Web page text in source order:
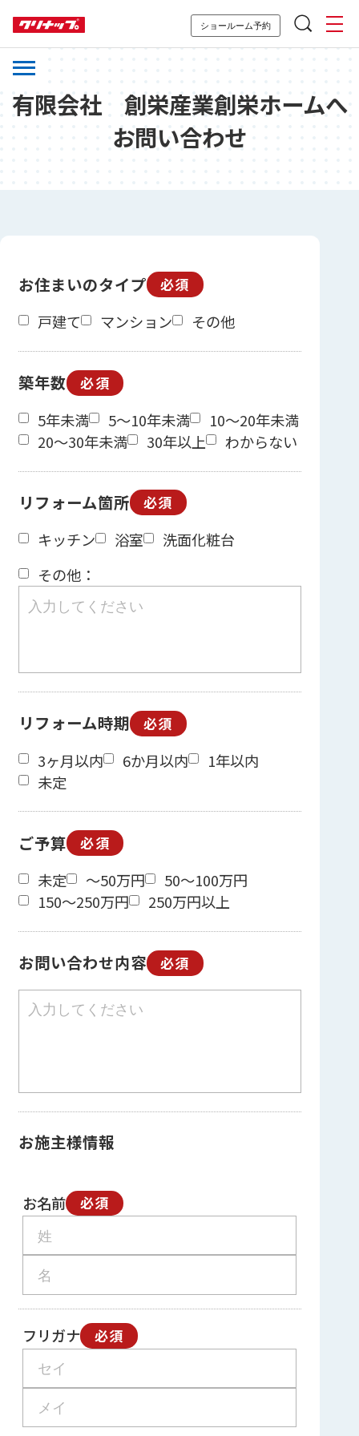
ショールーム予約
有限会社 創栄産業創栄ホームへ
お問い合わせ
お住まいのタイプ 必須
戸建て マンション その他
築年数 必須
5年未満 5～10年未満
10～20年未満
20～30年未満
30年以上 わからない
リフォーム箇所 必須
キッチン 浴室
洗面化粧台
その他：
リフォーム時期 必須
3ヶ月以内 6か月以内
1年以内
未定
ご予算 必須
未定 ～50万円
50～100万円
150～250万円
250万円以上
お問い合わせ内容 必須
お施主様情報
お名前 必須
フリガナ 必須